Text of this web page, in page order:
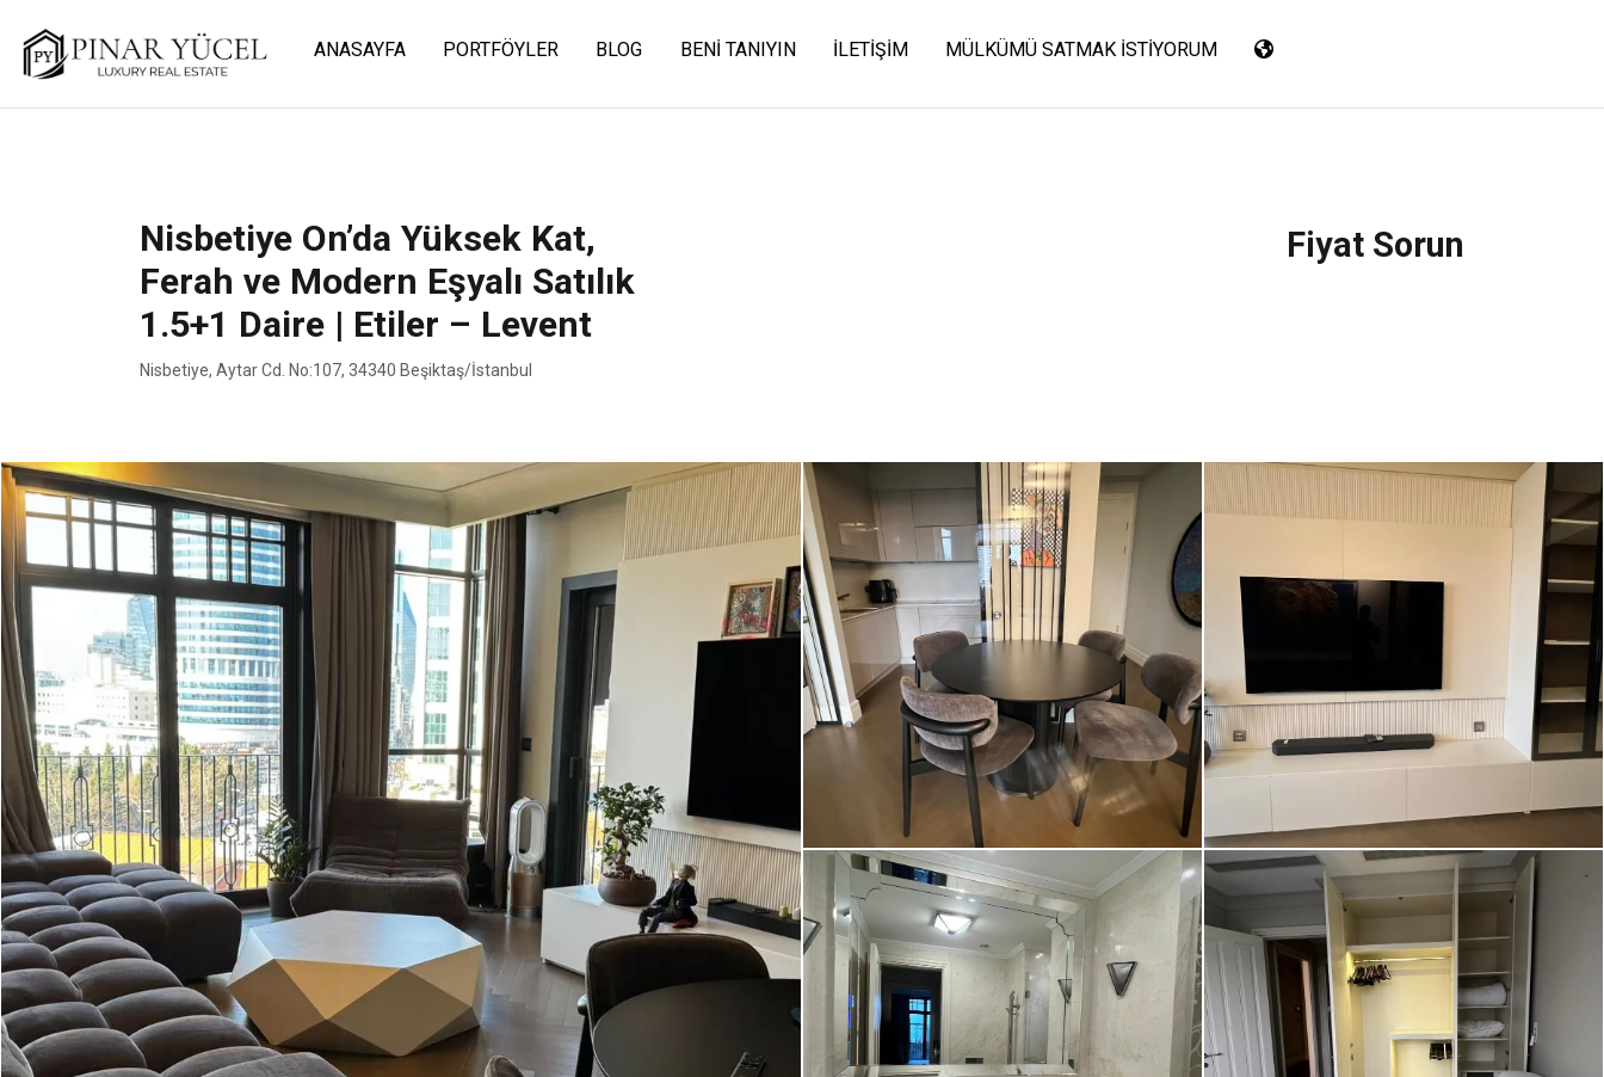
ANASAYFA PORTFÖYLER BLOG BENI TANIYIN İLETIŞIM MÜLKÜMÜ SATMAK İSTIYORUM
Nisbetiye On’da Yüksek Kat,
Ferah ve Modern Eşyalı Satılık
1.5+1 Daire | Etiler – Levent
Nisbetiye, Aytar Cd. No:107, 34340 Beşiktaş/İstanbul
Fiyat Sorun
Nisbetiye On’da Yüksek Kat, Ferah ve Modern Eşyalı Satılık 1.5+1 Daire | Etiler – Levent
Nisbetiye On’da Yüksek Kat, Ferah ve Modern
Eşyalı Satılık 1.5+1 Daire | Etiler – Levent
Nisbetiye On’da Yüksek Kat, Ferah ve Modern
Eşyalı Satılık 1.5+1 Daire | Etiler – Levent
Nisbetiye On’da Yüksek Kat, Ferah ve Modern
Eşyalı Satılık 1.5+1 Daire | Etiler – Levent
Nisbetiye On’da Yüksek Kat, Ferah ve Modern
Eşyalı Satılık 1.5+1 Daire | Etiler – Levent